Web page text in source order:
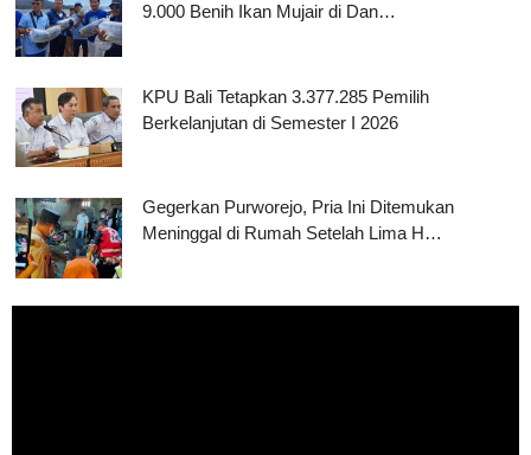
9.000 Benih Ikan Mujair di Dan…
KPU Bali Tetapkan 3.377.285 Pemilih
Berkelanjutan di Semester I 2026
Gegerkan Purworejo, Pria Ini Ditemukan
Meninggal di Rumah Setelah Lima H…